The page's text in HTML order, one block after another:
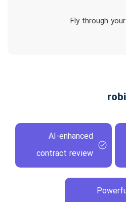
Fly through
AI-enhanced
contract review